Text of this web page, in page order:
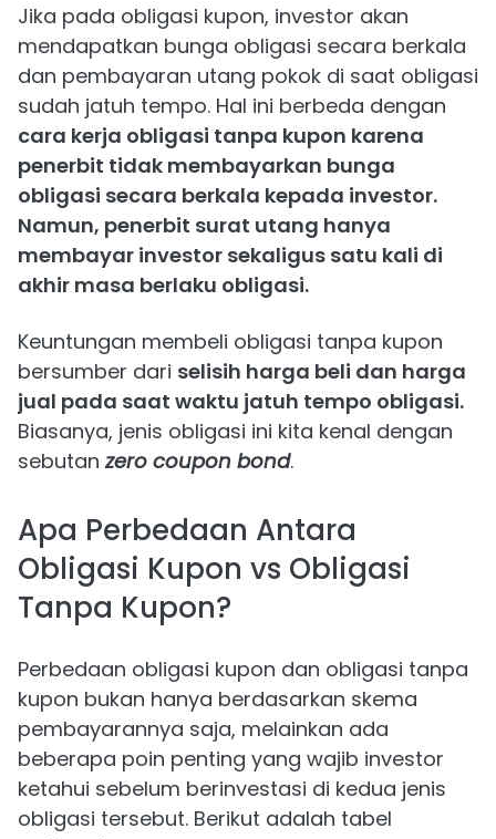
Jika pada obligasi kupon, investor akan
mendapatkan bunga obligasi secara berkala
dan pembayaran utang pokok di saat obligasi
sudah jatuh tempo. Hal ini berbeda dengan
cara kerja obligasi tanpa kupon karena
penerbit tidak membayarkan bunga
obligasi secara berkala kepada investor.
Namun, penerbit surat utang hanya
membayar investor sekaligus satu kali di
akhir masa berlaku obligasi.
Keuntungan membeli obligasi tanpa kupon
bersumber dari selisih harga beli dan harga
jual pada saat waktu jatuh tempo obligasi.
Biasanya, jenis obligasi ini kita kenal dengan
sebutanzero coupon bond.
Apa Perbedaan Antara
Obligasi Kupon vs Obligasi
Tanpa Kupon?
Perbedaan obligasi kupon dan obligasi tanpa
kupon bukan hanya berdasarkan skema
pembayarannya saja, melainkan ada
beberapa poin penting yang wajib investor
ketahui sebelum berinvestasi di kedua jenis
obligasi tersebut. Berikut adalah tabel